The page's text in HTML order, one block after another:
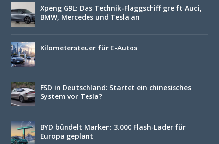
Xpeng G9L: Das Technik-Flaggschiff greift Audi,
BMW, Mercedes und Tesla an
Kilometersteuer für E-Autos
FSD in Deutschland: Startet ein chinesisches
System vor Tesla?
BYD bündelt Marken: 3.000 Flash-Lader für
Europa geplant